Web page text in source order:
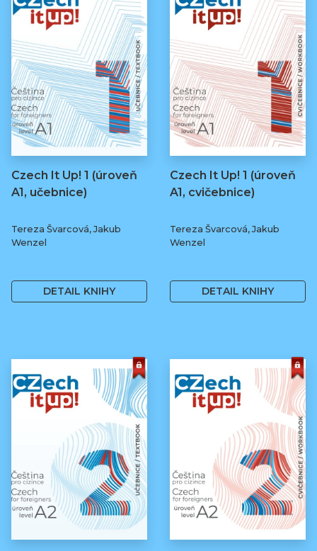
Czech It Up! 1 (úroveň
A1, učebnice)
Tereza Švarcová, Jakub
Wenzel
DETAIL KNIHY
Czech It Up! 1 (úroveň
A1, cvičebnice)
Tereza Švarcová, Jakub
Wenzel
DETAIL KNIHY